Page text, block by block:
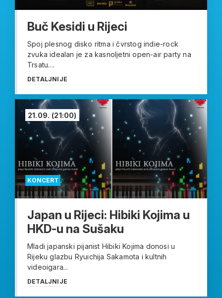
Buč Kesidi u Rijeci
Spoj plesnog disko ritma i čvrstog indie-rock
zvuka idealan je za kasnoljetni open-air party na
Trsatu....
DETALJNIJE
KONCERT
21.09. (21:00)
Japan u Rijeci: Hibiki Kojima u
HKD-u na Sušaku
Mladi japanski pijanist Hibiki Kojima donosi u
Rijeku glazbu Ryuichija Sakamota i kultnih
videoigara...
DETALJNIJE